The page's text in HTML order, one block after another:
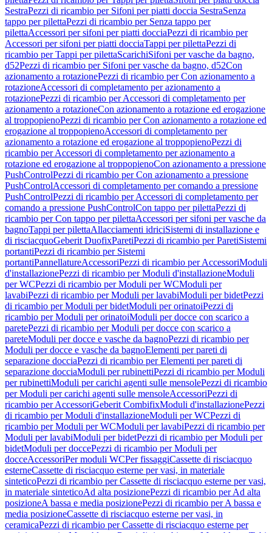
SestraPezzi di ricambio per Sifoni per piatti doccia SestraSenza
tappo per pilettaPezzi di ricambio per Senza tappo per
pilettaAccessori per sifoni per piatti docciaPezzi di ricambio per
Accessori per sifoni per piatti docciaTappi per pilettaPezzi di
ricambio per Tappi per pilettaScarichiSifoni per vasche da bagno,
d52Pezzi di ricambio per Sifoni per vasche da bagno, d52Con
azionamento a rotazionePezzi di ricambio per Con azionamento a
rotazioneAccessori di completamento per azionamento a
rotazionePezzi di ricambio per Accessori di completamento per
azionamento a rotazioneCon azionamento a rotazione ed erogazione
al troppopienoPezzi di ricambio per Con azionamento a rotazione ed
erogazione al troppopienoAccessori di completamento per
azionamento a rotazione ed erogazione al troppopienoPezzi di
ricambio per Accessori di completamento per azionamento a
rotazione ed erogazione al troppopienoCon azionamento a pressione
PushControlPezzi di ricambio per Con azionamento a pressione
PushControlAccessori di completamento per comando a pressione
PushControlPezzi di ricambio per Accessori di completamento per
comando a pressione PushControlCon tappo per pilettaPezzi di
ricambio per Con tappo per pilettaAccessori per sifoni per vasche da
bagnoTappi per pilettaAllacciamenti idriciSistemi di installazione e
di risciacquoGeberit DuofixParetiPezzi di ricambio per ParetiSistemi
portantiPezzi di ricambio per Sistemi
portantiPannellatureAccessoriPezzi di ricambio per AccessoriModuli
d'installazionePezzi di ricambio per Moduli d'installazioneModuli
per WCPezzi di ricambio per Moduli per WCModuli per
lavabiPezzi di ricambio per Moduli per lavabiModuli per bidetPezzi
di ricambio per Moduli per bidetModuli per orinatoiPezzi di
ricambio per Moduli per orinatoiModuli per docce con scarico a
paretePezzi di ricambio per Moduli per docce con scarico a
pareteModuli per docce e vasche da bagnoPezzi di ricambio per
Moduli per docce e vasche da bagnoElementi per pareti di
separazione docciaPezzi di ricambio per Elementi per pareti di
separazione docciaModuli per rubinettiPezzi di ricambio per Moduli
per rubinettiModuli per carichi agenti sulle mensolePezzi di ricambio
per Moduli per carichi agenti sulle mensoleAccessoriPezzi di
ricambio per AccessoriGeberit CombifixModuli d'installazionePezzi
di ricambio per Moduli d'installazioneModuli per WCPezzi di
ricambio per Moduli per WCModuli per lavabiPezzi di ricambio per
Moduli per lavabiModuli per bidetPezzi di ricambio per Moduli per
bidetModuli per doccePezzi di ricambio per Moduli per
docceAccessoriPer moduli WCPer fissaggiCassette di risciacquo
esterneCassette di risciacquo esterne per vasi, in materiale
sinteticoPezzi di ricambio per Cassette di risciacquo esterne per vasi,
in materiale sinteticoAd alta posizionePezzi di ricambio per Ad alta
posizioneA bassa e media posizionePezzi di ricambio per A bassa e
media posizioneCassette di risciacquo esterne per vasi, in
ceramicaPezzi di ricambio per Cassette di risciacquo esterne per